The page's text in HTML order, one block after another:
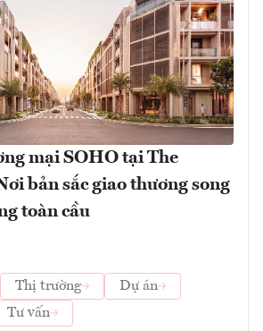
mại SOHO tại The
bản sắc giao thương song
toàn cầu
Thị trường
Dự án
Tư vấn